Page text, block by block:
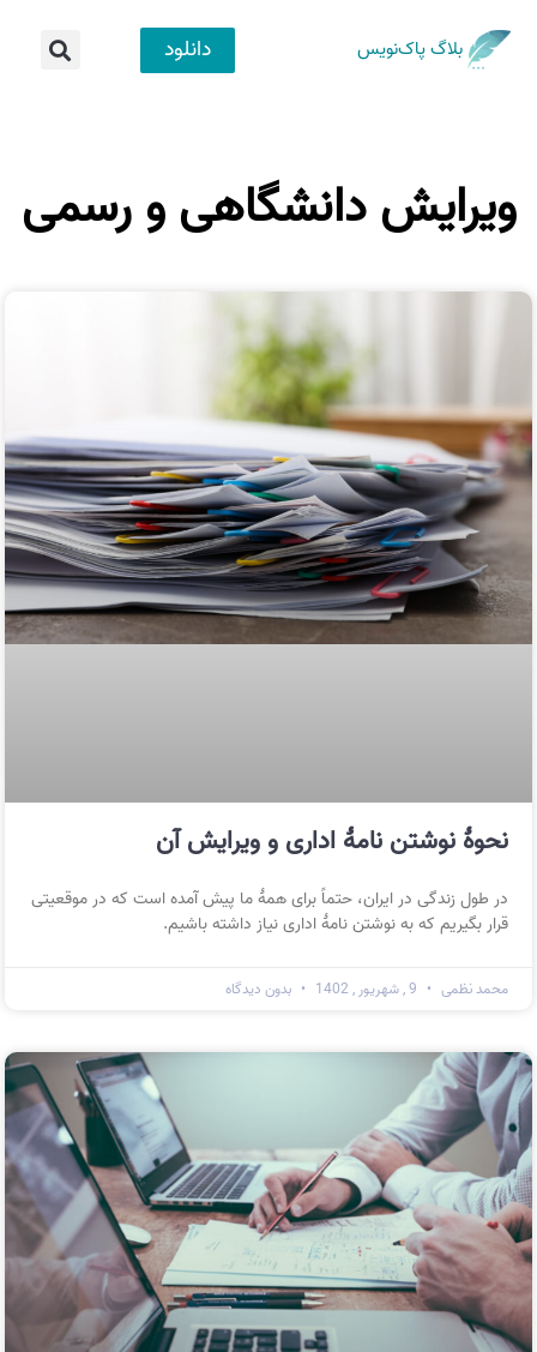
بلاگ پاک‌نویس دانلود
ویرایش دانشگاهی و رسمی
نحوهٔ نوشتن نامهٔ اداری و ویرایش آن
در طول زندگی در ایران، حتماً برای همهٔ ما پیش آمده است که در موقعیتی
قرار بگیریم که به نوشتن نامهٔ اداری نیاز داشته باشیم.
محمد نظمی بدون دیدگاه